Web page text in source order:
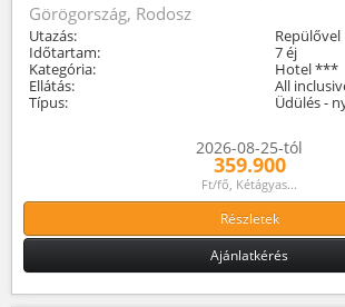
Görögország, Rodosz
Utazás:
Repülővel
Időtartam:
7 éj
Kategória:
Hotel ***
Ellátás:
All
Típus:
Üdülés -
2026-08-25-tól
359.900
Ft/fő, Kétágyas...
Részletek
Ajánlatkérés